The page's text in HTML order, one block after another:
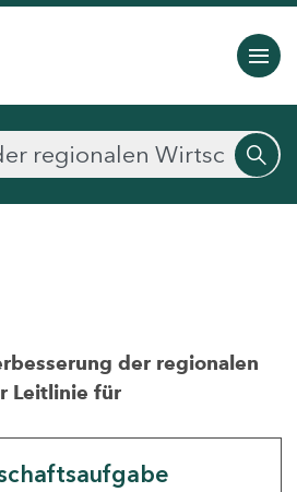
der regionalen
Leitlinie für